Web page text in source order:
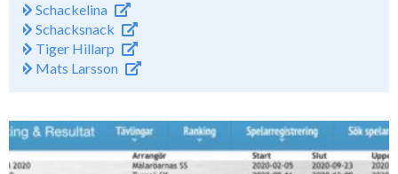
Schackelina
Schacksnack
Tiger Hillarp
Mats Larsson